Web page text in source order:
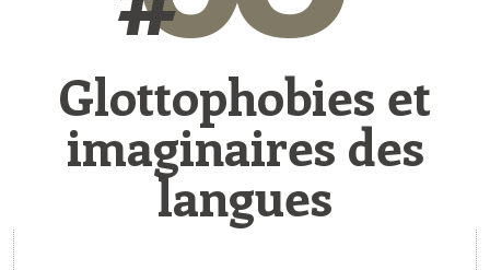
Glottophobies et
imaginaires des
langues